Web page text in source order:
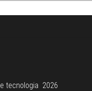
tecnologia 2026